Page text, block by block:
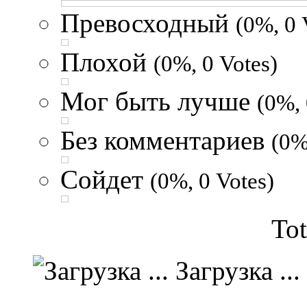
Превосходный (0%, 0
Плохой (0%, 0 Votes)
Мог быть лучше (0%,
Без комментариев
Сойдет (0%, 0 Votes)
Загрузка ...